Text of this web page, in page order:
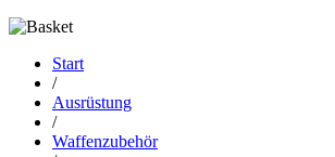
Start
/
Ausrüstung
/
Waffenzubehör